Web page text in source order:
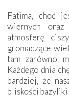
Fatima, choć
wiernych oraz
atmosferę
gromadzące
tam zarówno
Każdego dnia
bardziej, że
bliskości